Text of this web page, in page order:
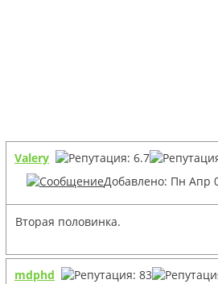
Valery
Добавлено: Пн Апр
Вторая половинка.
mdphd